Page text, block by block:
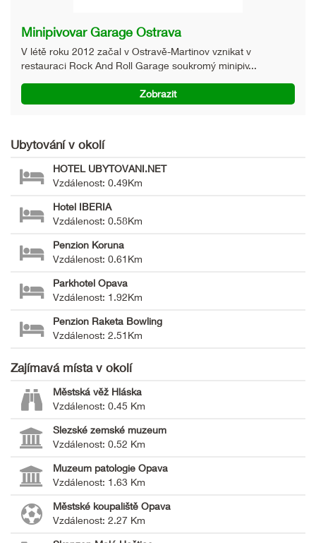
Minipivovar Garage Ostrava
V létě roku 2012 začal v Ostravě-Martinov vznikat v
restauraci Rock And Roll Garage soukromý minipiv...
Zobrazit
Ubytování v okolí
HOTEL UBYTOVANI.NET
Vzdálenost: 0.49Km
Hotel IBERIA
Vzdálenost: 0.58Km
Penzion Koruna
Vzdálenost: 0.61Km
Parkhotel Opava
Vzdálenost: 1.92Km
Penzion Raketa Bowling
Vzdálenost: 2.51Km
Zajímavá místa v okolí
Městská věž Hláska
Vzdálenost: 0.45 Km
Slezské zemské muzeum
Vzdálenost: 0.52 Km
Muzeum patologie Opava
Vzdálenost: 1.63 Km
Městské koupaliště Opava
Vzdálenost: 2.27 Km